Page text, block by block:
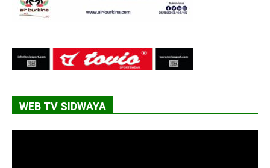
WEB TV SIDWAYA